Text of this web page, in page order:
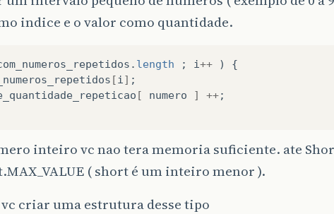
indice e o valor como quantidade.
. length ; i++ )
{
[i ] ;
[ numero ] ++;
inteiro vc nao tera memoria suficiente. ate
( short é um inteiro menor ).
vc criar uma estrutura desse tipo